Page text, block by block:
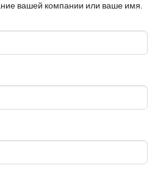
вашей компании или ваше имя.